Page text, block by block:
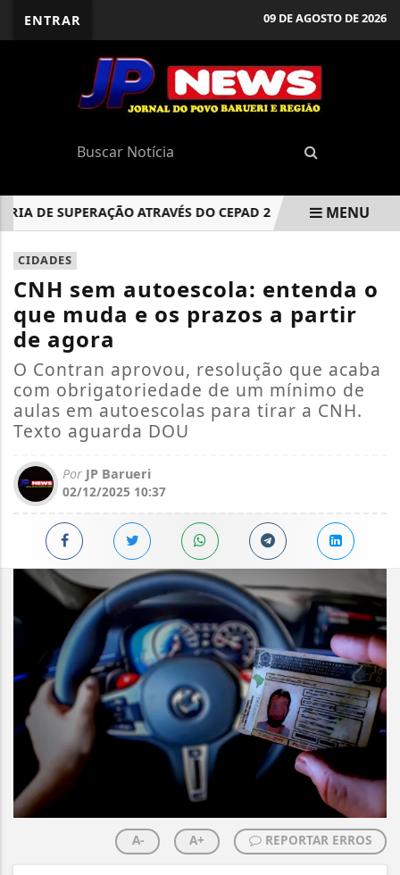
ENTRAR 09 DE AGOSTO DE 2026
SUPERAÇÃO ATRAVÉS DO CEPAD 2 AGENDAMENTO
EM ALTA
MENU
CIDADES
CNH sem autoescola: entenda o
que muda e os prazos a partir
de agora
O Contran aprovou, resolução que acaba
com obrigatoriedade de um mínimo de
aulas em autoescolas para tirar a CNH.
Texto aguarda DOU
Por JP Barueri
02/12/2025 10:37
A- A+ REPORTAR ERROS